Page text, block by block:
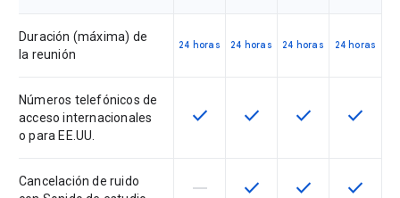
Duración (máxima) de
la reunión
24 horas 24 horas 24 horas 24 horas
Números telefónicos de
acceso internacionales
o para EE.UU.
Esta función está disponible en
check Esta función está
check Esta función
check Esta
check
Cancelación de ruido
Esta función no está disponible
horizontal_rule Esta función está
check Esta función
check Esta
check